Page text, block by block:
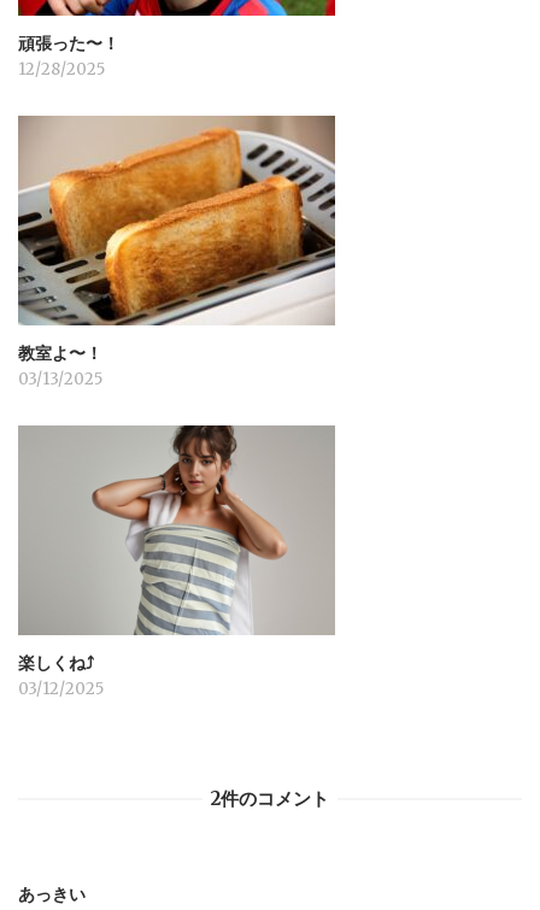
頑張った〜！
12/28/2025
教室よ〜！
03/13/2025
楽しくね⤴︎
03/12/2025
2件のコメント
あっきい